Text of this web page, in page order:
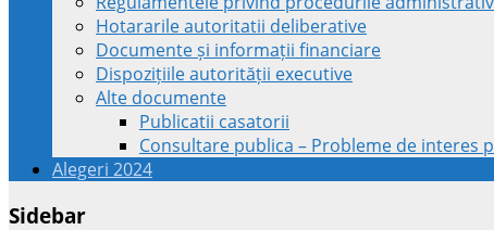
Hotararile autoritatii deliberative
Documente și informații financiare
Dispozițiile autorității executive
Alte documente
Publicatii casatorii
Consultare publica – Probleme de interes
Alegeri 2024
Sidebar